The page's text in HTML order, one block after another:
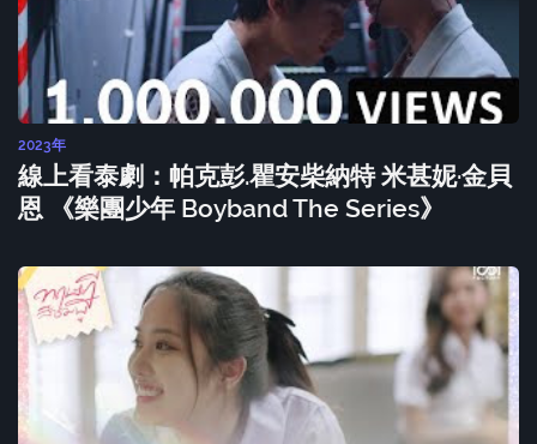
2023年
線上看泰劇：帕克彭.瞿安柴納特 米甚妮·金貝
恩 《樂團少年 Boyband The Series》